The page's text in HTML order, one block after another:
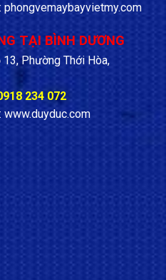
phongvemaybayvietmy.com
TẠI BÌNH DƯƠNG
Phường Thới Hòa,
234 072
www.duyduc.com